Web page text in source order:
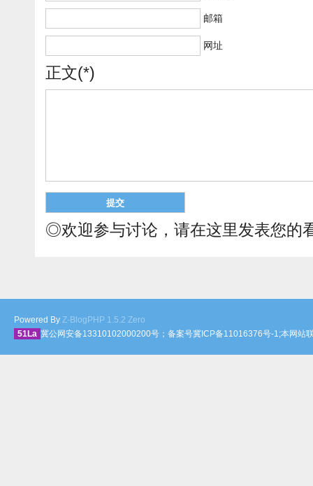
邮箱
网址
正文(*)
◎欢迎参与讨论，请在这里发表您的
Powered By Z-BlogPHP 1.5.2 Zero
51La 冀公网安备13310102000200号；备案号冀ICP备11016376号-1;本网站